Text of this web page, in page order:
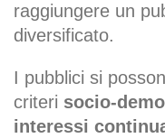
raggiungere un
diversificato.
I pubblici si
criteri socio-
interessi